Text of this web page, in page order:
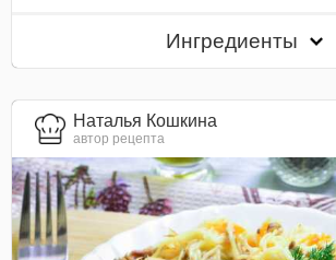
Ингредиенты
Наталья Кошкина
автор рецепта